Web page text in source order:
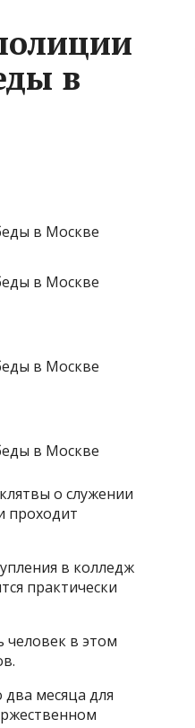
в
о служении
проходит
в колледж
практически
человек в этом
месяца для